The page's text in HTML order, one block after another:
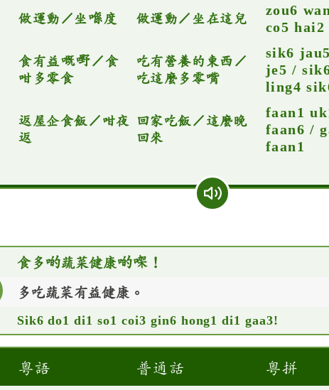
做運動／坐喺度 做運動／坐在這兒
zou6
co5 hai2
食有益嘅嘢／食
咁多零食
吃有營養的東西／
吃這麼多零嘴
sik6
je5 /
ling4
返屋企食飯／咁夜
返
回家吃飯／這麼晚
回來
faan1
faan6 /
faan1
食多啲蔬菜健康啲㗎！
多吃蔬菜有益健康。
Sik6 do1 di1 so1 coi3 gin6 hong1 di1 gaa3!
粵語 普通話 粵拼